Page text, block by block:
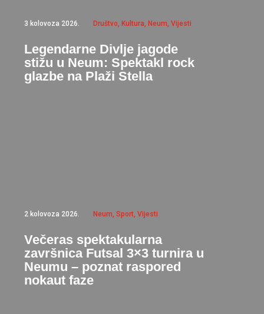
3 kolovoza 2026. Društvo, Kultura, Neum, Vijesti
Legendarne Divlje jagode
stižu u Neum: Spektakl rock
glazbe na Plaži Stella
2 kolovoza 2026. Neum, Sport, Vijesti
Večeras spektakularna
završnica Futsal 3×3 turnira u
Neumu – poznat raspored
nokaut faze